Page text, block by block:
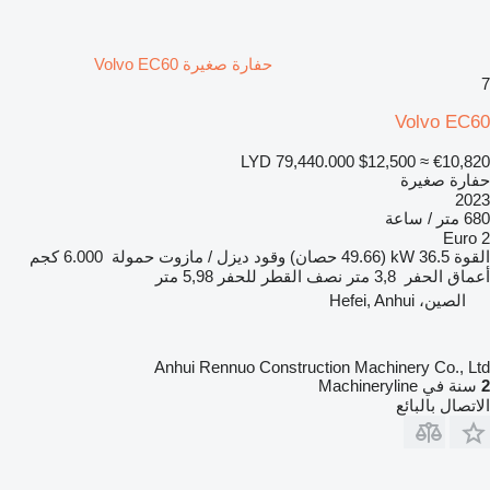
حفارة صغيرة Volvo EC60
7
Volvo EC60
LYD 79,440.000 $12,500 ≈ €10,820
حفارة صغيرة
2023
680 متر / ساعة
Euro 2
القوة 36.5 kW (49.66 حصان) وقود ديزل / مازوت حمولة 6.000 كجم
أعماق الحفر
3,8 متر نصف القطر للحفر 5,98 متر
الصين، Hefei, Anhui
Anhui Rennuo Construction Machinery Co., Ltd
2 سنة في Machineryline
الاتصال بالبائع